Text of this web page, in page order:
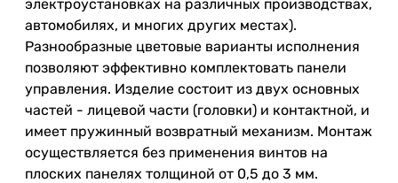
электроустановках на различных производствах,
автомобилях, и многих других местах).
Разнообразные цветовые варианты исполнения
позволяют эффективно комплектовать панели
управления. Изделие состоит из двух основных
частей - лицевой части (головки) и контактной, и
имеет пружинный возвратный механизм. Монтаж
осуществляется без применения винтов на
плоских панелях толщиной от 0,5 до 3 мм.